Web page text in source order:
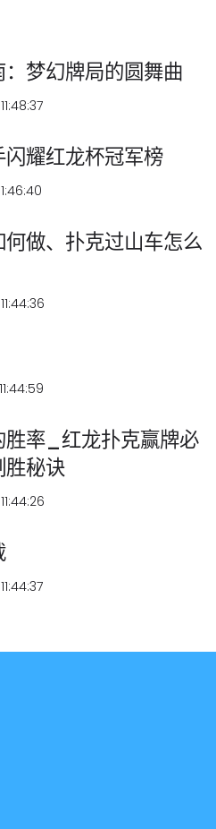
梦幻牌局的圆舞曲
耀红龙杯冠军榜
做、扑克过山车怎么
率_红龙扑克赢牌必
胜秘诀